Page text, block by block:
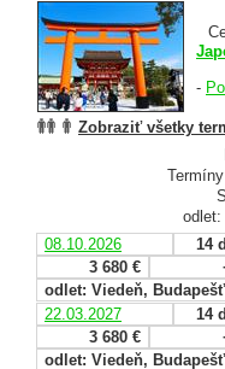
-
Zobraziť všetky
08.10.2026
14
3 680 €
odlet: Viedeň, Budapešť
22.03.2027
14
3 680 €
odlet: Viedeň, Budapešť